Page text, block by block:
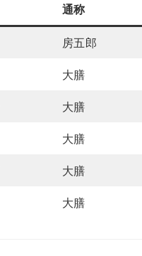
通称
房五郎
大膳
大膳
大膳
大膳
大膳